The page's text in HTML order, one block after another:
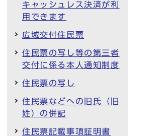
キャッシュレス決済が利
用できます
広域交付住民票
住民票の写し等の第三者
交付に係る本人通知制度
住民票の写し
住民票などへの旧氏（旧
姓）の併記
住民票記載事項証明書